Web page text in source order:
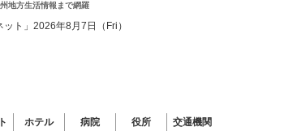
地方生活情報まで網羅
ホテル 病院 役所 交通機関